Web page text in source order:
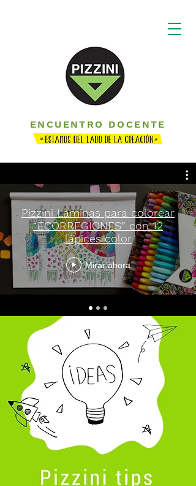
ENCUENTRO DOCENTE
Pizzini Laminas para colorear
“ECORREGIONES” con 12
lápices color
Mirar ahora